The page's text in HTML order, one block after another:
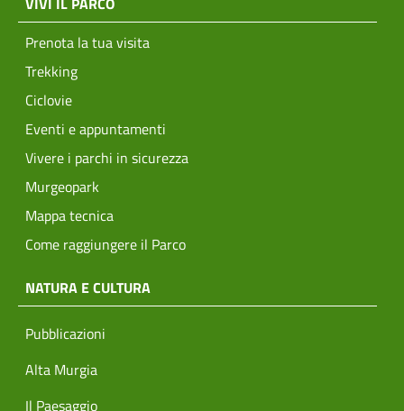
Prenota la tua visita
Trekking
Ciclovie
Eventi e appuntamenti
Vivere i parchi in sicurezza
Murgeopark
Mappa tecnica
Come raggiungere il Parco
NATURA E CULTURA
Pubblicazioni
Alta Murgia
Il Paesaggio